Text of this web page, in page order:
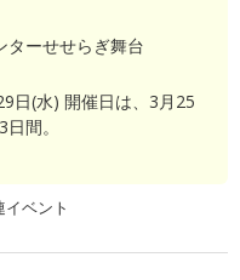
ターせせらぎ舞台
日(水) 開催日は、3月25
間。
ベント